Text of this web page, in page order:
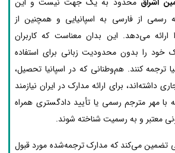
از فارسی به اسپانیایی و همچنین از
ارائه می‌دهد. این بدان معناست که کاربران
خود را بدون محدودیت زبانی برای استفاده
ترجمه کنند. هم‌وطنانی که در اسپانیا تحصیل،
داشته‌اند، برای ارائه مدارک در ایران نیازمند
مهر مترجم رسمی یا تأیید دادگستری همراه
معتبر و به رسمیت شناخته شوند.
تضمین می‌کند که مدارک ترجمه‌شده مورد قبول